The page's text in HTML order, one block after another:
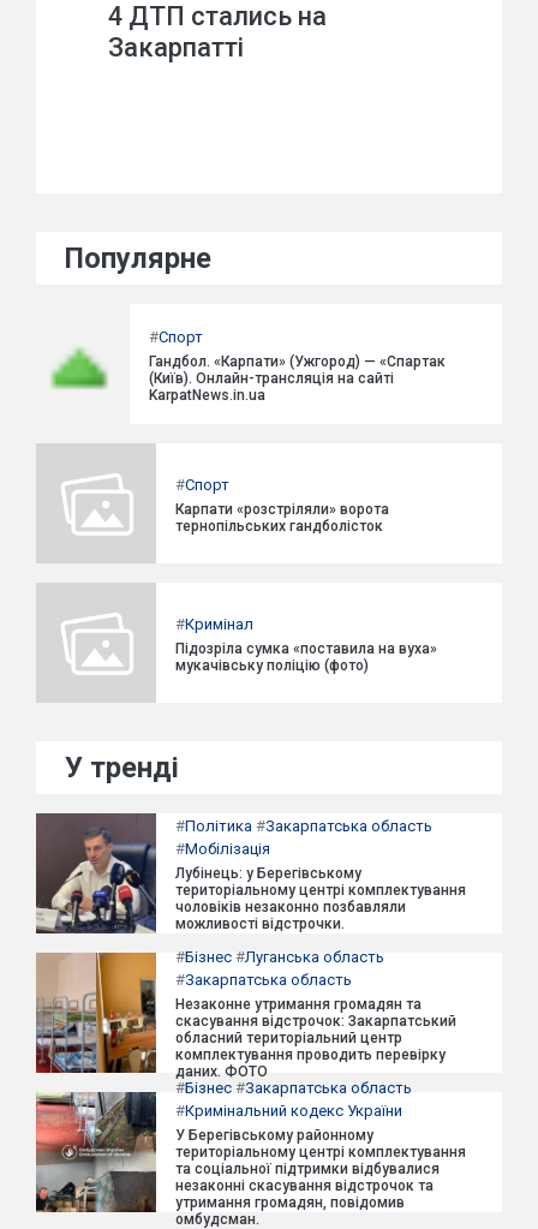
4 ДТП стались на
Закарпатті
Популярне
#Спорт
Гандбол. «Карпати» (Ужгород) — «Спартак
(Київ). Онлайн-трансляція на сайті
KarpatNews.in.ua
#Спорт
Карпати «розстріляли» ворота
тернопільських гандболісток
#Кримінал
Підозріла сумка «поставила на вуха»
мукачівську поліцію (фото)
У тренді
#Політика #Закарпатська область
#Мобілізація
Лубінець: у Берегівському
територіальному центрі комплектування
чоловіків незаконно позбавляли
можливості відстрочки.
#Бізнес #Луганська область
#Закарпатська область
Незаконне утримання громадян та
скасування відстрочок: Закарпатський
обласний територіальний центр
комплектування проводить перевірку
даних. ФОТО
#Бізнес #Закарпатська область
#Кримінальний кодекс України
У Берегівському районному
територіальному центрі комплектування
та соціальної підтримки відбувалися
незаконні скасування відстрочок та
утримання громадян, повідомив
омбудсман.